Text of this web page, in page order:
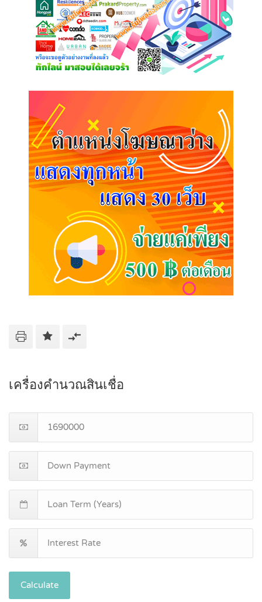
เครื่องคำนวณสินเชื่อ
Calculate